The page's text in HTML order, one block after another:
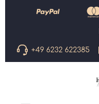
Zum Hauptinhalt
+49 6232 622385